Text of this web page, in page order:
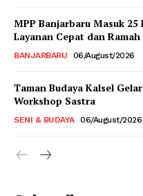
MPP Banjarbaru Masuk 25
Layanan Cepat dan Ramah
BANJARBARU 06/August/2026
Taman Budaya Kalsel
Workshop Sastra
SENI & BUDAYA 06/August/2026